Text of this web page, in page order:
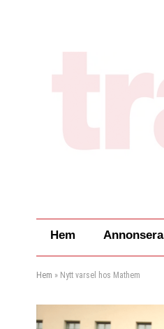
Hem Annonsera
Hem » Nytt varsel hos Mathem